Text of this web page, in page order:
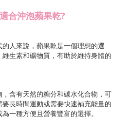
合沖泡蘋果乾?
人來說，蘋果乾是一個理想的選
生素和礦物質，有助於維持身體的
含有天然的糖分和碳水化合物，可
長時間運動或需要快速補充能量的
一種方便且營養豐富的選擇。